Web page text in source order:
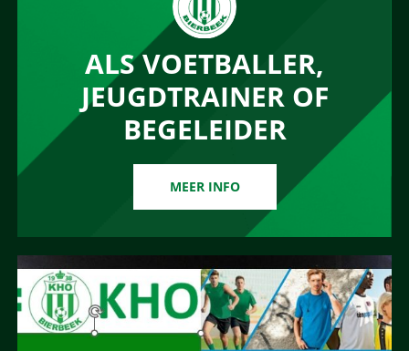
ALS VOETBALLER,
JEUGDTRAINER OF
BEGELEIDER
MEER INFO